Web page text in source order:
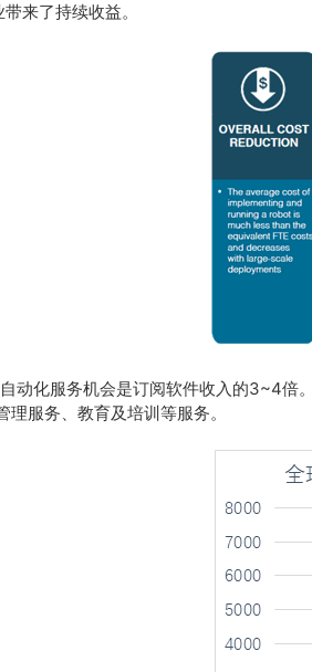
来了持续收益。
动化服务机会是订阅软件收入的3~4倍
服务、教育及培训等服务。